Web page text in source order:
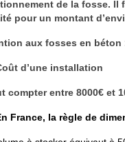
de la fosse. Il
pour un montant
aux fosses en béton
d’une installation
compter entre 8000€ et
France, la règle de